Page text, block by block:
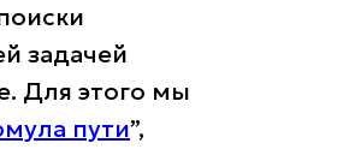
задачей
Для этого мы
пути”,